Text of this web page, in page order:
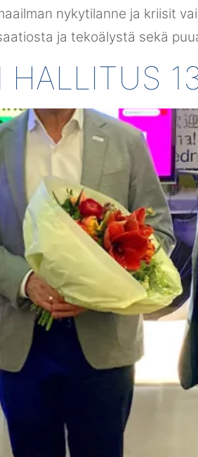
nykytilanne ja kriisit
ja tekoälystä sekä